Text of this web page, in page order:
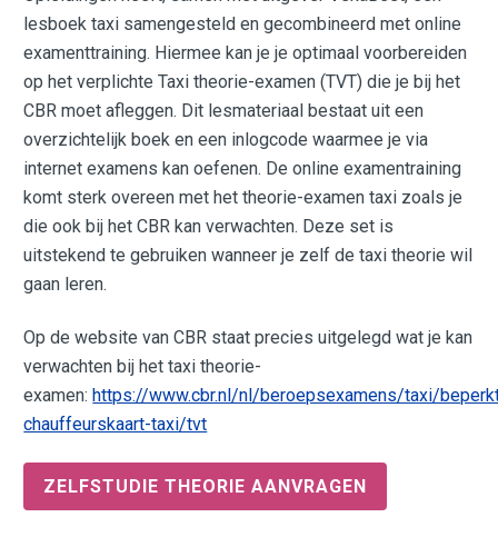
lesboek taxi samengesteld en gecombineerd met online
examenttraining. Hiermee kan je je optimaal voorbereiden
op het verplichte Taxi theorie-examen (TVT) die je bij het
CBR moet afleggen. Dit lesmateriaal bestaat uit een
overzichtelijk boek en een inlogcode waarmee je via
internet examens kan oefenen. De online examentraining
komt sterk overeen met het theorie-examen taxi zoals je
die ook bij het CBR kan verwachten. Deze set is
uitstekend te gebruiken wanneer je zelf de taxi theorie wil
gaan leren.
Op de website van CBR staat precies uitgelegd wat je kan
verwachten bij het taxi theorie-
examen:https://www.cbr.nl/nl/beroepsexamens/taxi/
chauffeurskaart-taxi/tvt
ZELFSTUDIE THEORIE AANVRAGEN